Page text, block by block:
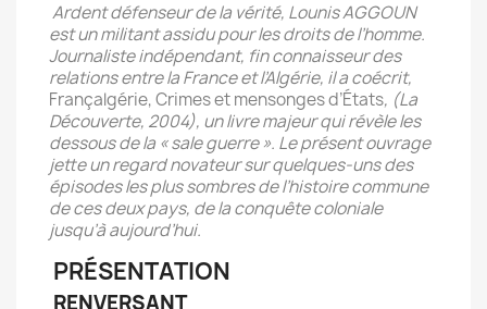
Ardent défenseur de la vérité, Lounis AGGOUN
est un militant assidu pour les droits de l’homme.
Journaliste indépendant, fin connaisseur des
relations entre la France et l’Algérie, il a coécrit,
Françalgérie, Crimes et mensonges d’États, (La
Découverte, 2004), un livre majeur qui révèle les
dessous de la « sale guerre ». Le présent ouvrage
jette un regard novateur sur quelques-uns des
épisodes les plus sombres de l’histoire commune
de ces deux pays, de la conquête coloniale
jusqu’à aujourd’hui.
PRÉSENTATION
RENVERSANT